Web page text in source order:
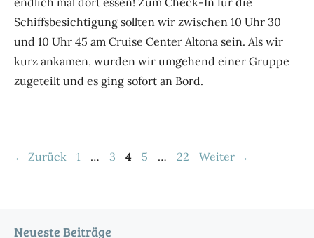
Schiffsbesichtigung sollten wir zwischen 10 Uhr 30
und 10 Uhr 45 am Cruise Center Altona sein. Als wir
kurz ankamen, wurden wir umgehend einer Gruppe
zugeteilt und es ging sofort an Bord.
← Zurück Seite
1 … Seite
3 Seite
4 Seite
5 … Seite
22 Weiter →
Neueste Beiträge